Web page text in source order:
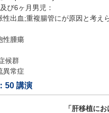
び6ヶ月男児：
出血;重複腸管にが原因と考え
性腫瘍
候群
常症
50 講演
「肝移植に